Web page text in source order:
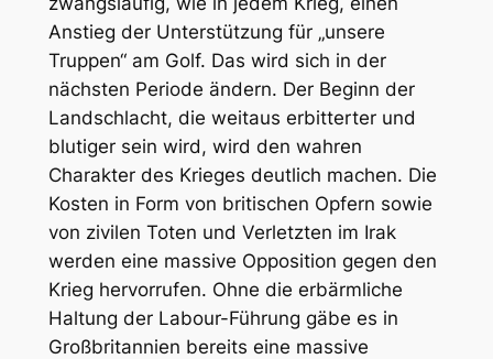
Anstieg der Unterstützung für „unsere
Truppen“ am Golf. Das wird sich in der
nächsten Periode ändern. Der Beginn der
Landschlacht, die weitaus erbitterter und
blutiger sein wird, wird den wahren
Charakter des Krieges deutlich machen. Die
Kosten in Form von britischen Opfern sowie
von zivilen Toten und Verletzten im Irak
werden eine massive Opposition gegen den
Krieg hervorrufen. Ohne die erbärmliche
Haltung der Labour-Führung gäbe es in
Großbritannien bereits eine massive